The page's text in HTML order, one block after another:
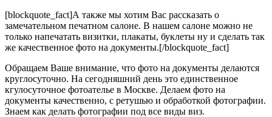
[blockquote_fact]А также мы хотим Вас рассказать о
замечательном печатном салоне. В нашем салоне можно не
только напечатать визитки, плакаты, буклеты ну и сделать так
же качественное фото на документы.[/blockquote_fact]
Обращаем Ваше внимание, что фото на документы делаются
круглосуточно. На сегодняшний день это единственное
кгулосуточное фотоателье в Москве. Делаем фото на
документы качественно, с ретушью и обработкой фотографии.
Знаем как делать фотографии под все виды виз.